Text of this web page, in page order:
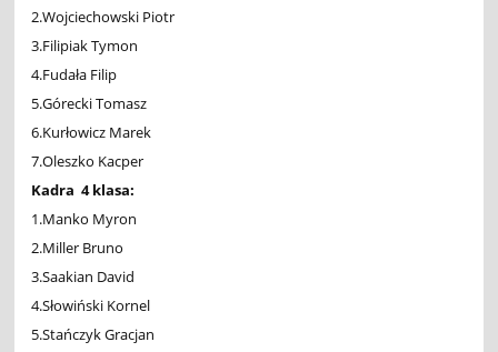
2.Wojciechowski Piotr
3.Filipiak Tymon
4.Fudała Filip
5.Górecki Tomasz
6.Kurłowicz Marek
7.Oleszko Kacper
Kadra 4 klasa:
1.Manko Myron
2.Miller Bruno
3.Saakian David
4.Słowiński Kornel
5.Stańczyk Gracjan